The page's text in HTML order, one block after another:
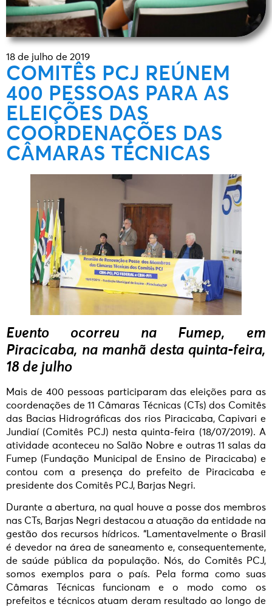
18 de julho de 2019
COMITÊS PCJ REÚNEM
400 PESSOAS PARA AS
ELEIÇÕES DAS
COORDENAÇÕES DAS
CÂMARAS TÉCNICAS
Evento ocorreu na Fumep, em
Piracicaba, na manhã desta quinta-feira,
18 de julho
Mais de 400 pessoas participaram das eleições para as
coordenações de 11 Câmaras Técnicas (CTs) dos Comitês
das Bacias Hidrográficas dos rios Piracicaba, Capivari e
Jundiaí (Comitês PCJ) nesta quinta-feira (18/07/2019). A
atividade aconteceu no Salão Nobre e outras 11 salas da
Fumep (Fundação Municipal de Ensino de Piracicaba) e
contou com a presença do prefeito de Piracicaba e
presidente dos Comitês PCJ, Barjas Negri.
Durante a abertura, na qual houve a posse dos membros
nas CTs, Barjas Negri destacou a atuação da entidade na
gestão dos recursos hídricos. “Lamentavelmente o Brasil
é devedor na área de saneamento e, consequentemente,
de saúde pública da população. Nós, do Comitês PCJ,
somos exemplos para o país. Pela forma como suas
Câmaras Técnicas funcionam e o modo como os
prefeitos e técnicos atuam deram resultado ao longo de